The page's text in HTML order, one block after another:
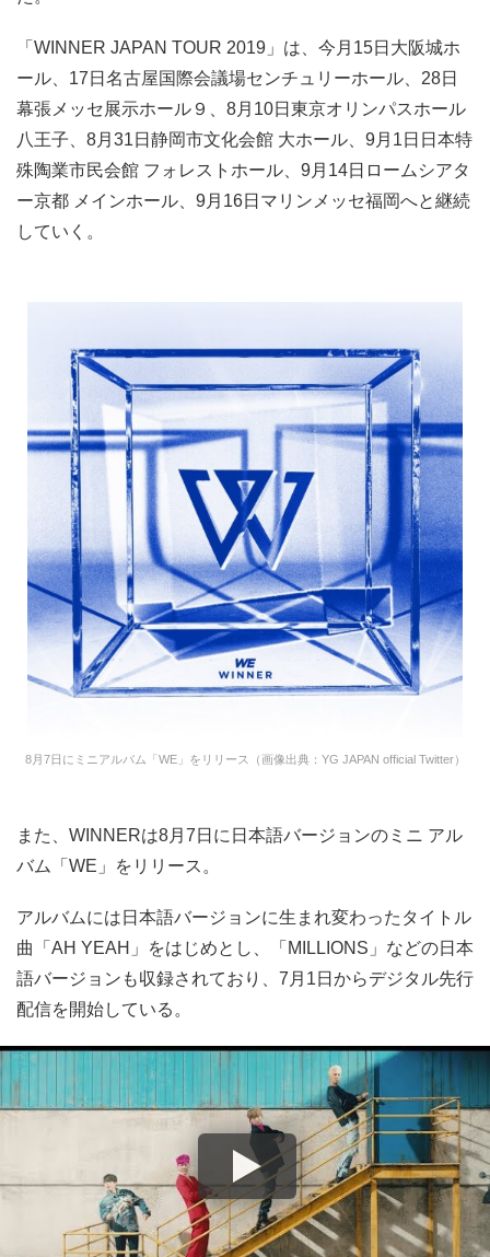
「WINNER JAPAN TOUR 2019」は、今月15日大阪城ホ
ール、17日名古屋国際会議場センチュリーホール、28日
幕張メッセ展示ホール９、8月10日東京オリンパスホール
八王子、8月31日静岡市文化会館 大ホール、9月1日日本特
殊陶業市民会館 フォレストホール、9月14日ロームシアタ
ー京都 メインホール、9月16日マリンメッセ福岡へと継続
していく。
8月7日にミニアルバム「WE」をリリース（画像出典：YG JAPAN official Twitter）
また、WINNERは8月7日に日本語バージョンのミニ アル
バム「WE」をリリース。
アルバムには日本語バージョンに生まれ変わったタイトル
曲「AH YEAH」をはじめとし、「MILLIONS」などの日本
語バージョンも収録されており、7月1日からデジタル先行
配信を開始している。